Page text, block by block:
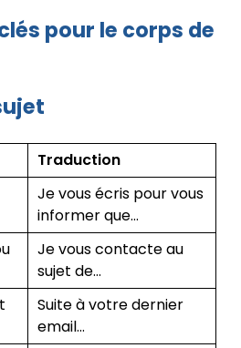
pour le corps de
Traduction
Je vous écris pour vous
informer que…
Je vous contacte au
sujet de…
Suite à votre dernier
email…